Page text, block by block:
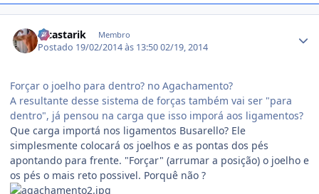
lucastarik Membro
Postado 19/02/2014 às 13:5002/19, 2014
Forçar o joelho para dentro? no Agachamento?
A resultante desse sistema de forças também vai ser "para
dentro", já pensou na carga que isso imporá aos ligamentos?
Que carga importá nos ligamentos Busarello? Ele
simplesmente colocará os joelhos e as pontas dos pés
apontando para frente. "Forçar" (arrumar a posição) o joelho e
os pés o mais reto possivel. Porquê não ?